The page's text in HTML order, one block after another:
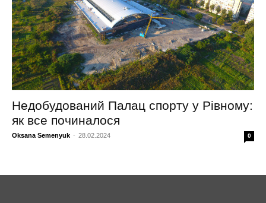
Недобудований Палац спорту у Рівному:
як все починалося
Oksana Semenyuk - 28.02.2024 0